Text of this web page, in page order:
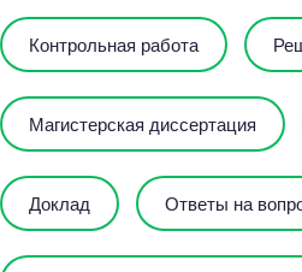
Контрольная работа
Магистерская диссертация
Доклад Ответы на